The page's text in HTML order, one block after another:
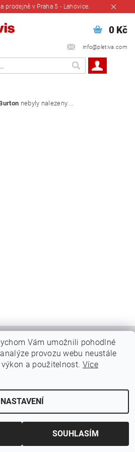
prodejně v Praha 5 - Lahovice.
info@pletiva.com
0 Kč
nebyly nalezeny....
a Pletivo, všechna práva vyhrazena
Vám umožnili pohodlné
provozu webu neustále
a použitelnost. Více
NASTAVENÍ
SOUHLASÍM